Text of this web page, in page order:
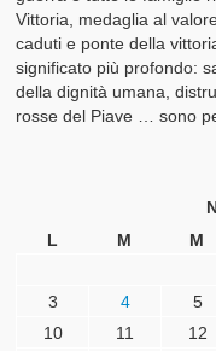
Vittoria, medaglia al
caduti e ponte della
significato più profondo:
della dignità umana,
rosse del Piave … sono
L
M M
3
4 5
10
11 12